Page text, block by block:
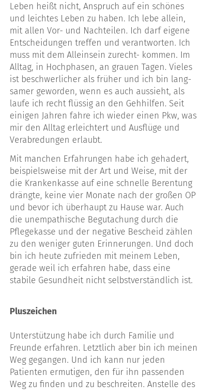
Leben heißt nicht, Anspruch auf ein schönes
und leichtes Leben zu haben. Ich lebe allein,
mit allen Vor- und Nachteilen. Ich darf eigene
Entscheidungen treffen und verantworten. Ich
muss mit dem Alleinsein zurecht- kommen. Im
Alltag, in Hochphasen, an grauen Tagen. Vieles
ist beschwerlicher als früher und ich bin lang-
samer geworden, wenn es auch aussieht, als
laufe ich recht flüssig an den Gehhilfen. Seit
einigen Jahren fahre ich wieder einen Pkw, was
mir den Alltag erleichtert und Ausflüge und
Verabredungen erlaubt.
Mit manchen Erfahrungen habe ich gehadert,
beispielsweise mit der Art und Weise, mit der
die Krankenkasse auf eine schnelle Berentung
drängte, keine vier Monate nach der großen OP
und bevor ich überhaupt zu Hause war. Auch
die unempathische Begutachung durch die
Pflegekasse und der negative Bescheid zählen
zu den weniger guten Erinnerungen. Und doch
bin ich heute zufrieden mit meinem Leben,
gerade weil ich erfahren habe, dass eine
stabile Gesundheit nicht selbstverständlich ist.
Pluszeichen
Unterstützung habe ich durch Familie und
Freunde erfahren. Letztlich aber bin ich meinen
Weg gegangen. Und ich kann nur jeden
Patienten ermutigen, den für ihn passenden
Weg zu finden und zu beschreiten. Anstelle des